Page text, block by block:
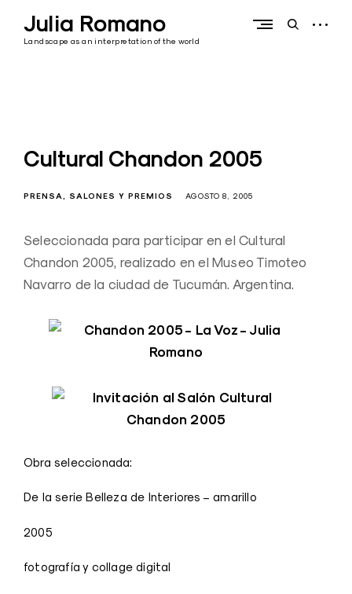
contentJulia Romano
Landscape as an interpretation of the world
openopen
Cultural Chandon 2005
PRENSA SALONES Y PREMIOS AGOSTO 8, 2005
Seleccionada para participar en el Cultural
Chandon 2005, realizado en el Museo Timoteo
Navarro de la ciudad de Tucumán. Argentina.
Obra seleccionada:
De la serie Belleza de Interiores – amarillo
2005
fotografía y collage digital